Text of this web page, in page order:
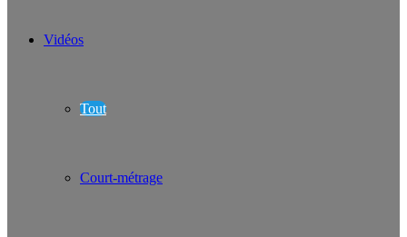
Vidéos
Tout
Court-métrage